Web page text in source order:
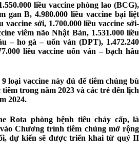
liều vaccine phòng lao (BCG),
gan B, 4.980.000 liều vaccine bại liệt
vaccine sởi, 1.700.000 liều vaccine sởi-
viêm não Nhật Bản, 1.531.000 liều
– ho gà – uốn ván (DPT), 1.472.240
liều vaccine uốn ván – bạch hầu
loại vaccine này đủ để tiêm chủng bù
trong năm 2023 và các trẻ đến lịch
2024.
Rota phòng bệnh tiêu chảy cấp, là
Chương trình tiêm chủng mở rộng
dự kiến sẽ được triển khai từ quý II